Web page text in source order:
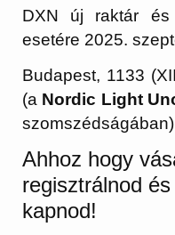
DXN új raktár és
esetére 2025.
Budapest, 1133
(a Nordic Light
szomszédságában)
Ahhoz hogy
regisztrálnod
kapnod!